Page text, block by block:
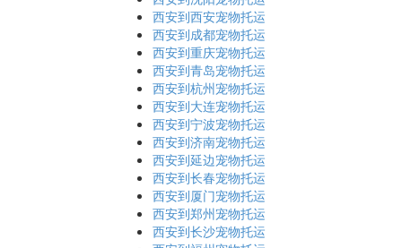
西安到西安宠物托运
西安到成都宠物托运
西安到重庆宠物托运
西安到青岛宠物托运
西安到杭州宠物托运
西安到大连宠物托运
西安到宁波宠物托运
西安到济南宠物托运
西安到延边宠物托运
西安到长春宠物托运
西安到厦门宠物托运
西安到郑州宠物托运
西安到长沙宠物托运